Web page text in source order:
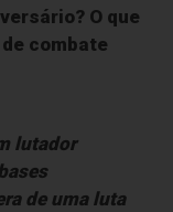
O que
combate
lutador
de uma luta